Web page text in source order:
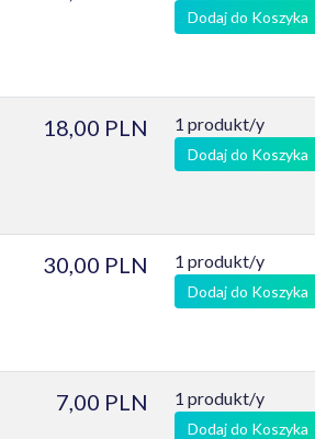
Dodaj do Koszyka
18,00 PLN 1 produkt/y
Dodaj do Koszyka
30,00 PLN 1 produkt/y
Dodaj do Koszyka
7,00 PLN 1 produkt/y
Dodaj do Koszyka